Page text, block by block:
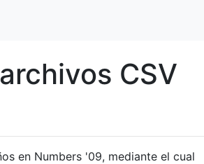
CSV
en Numbers '09, mediante el cual